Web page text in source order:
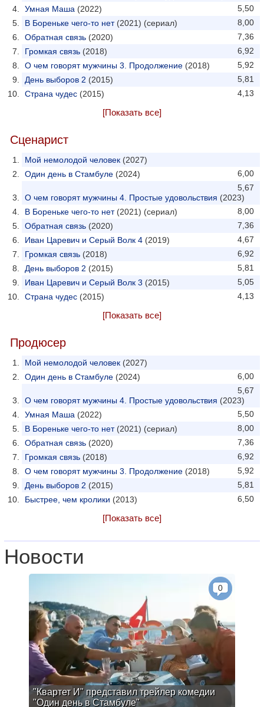
5,50
Умная Маша (2022)
8,00
В Бореньке чего-то нет(2021) (сериал)
7,36
Обратная связь (2020)
6,92
Громкая связь (2018)
5,92
О чем говорят мужчины 3. Продолжение (2018)
5,81
День выборов 2 (2015)
4,13
Страна чудес (2015)
[Показать все]
Сценарист
Мой немолодой человек (2027)
6,00
Один день в Стамбуле (2024)
5,67
О чем говорят мужчины 4. Простые удовольствия (2023)
8,00
В Бореньке чего-то нет(2021) (сериал)
7,36
Обратная связь (2020)
4,67
Иван Царевич и Серый Волк 4 (2019)
6,92
Громкая связь (2018)
5,81
День выборов 2 (2015)
5,05
Иван Царевич и Серый Волк 3 (2015)
4,13
Страна чудес (2015)
[Показать все]
Продюсер
Мой немолодой человек (2027)
6,00
Один день в Стамбуле (2024)
5,67
О чем говорят мужчины 4. Простые удовольствия (2023)
5,50
Умная Маша (2022)
8,00
В Бореньке чего-то нет(2021) (сериал)
7,36
Обратная связь (2020)
6,92
Громкая связь (2018)
5,92
О чем говорят мужчины 3. Продолжение (2018)
5,81
День выборов 2 (2015)
6,50
Быстрее, чем кролики (2013)
[Показать все]
Новости
"Квартет И" представил трейлер комедии
"Один день в Стамбуле"
0